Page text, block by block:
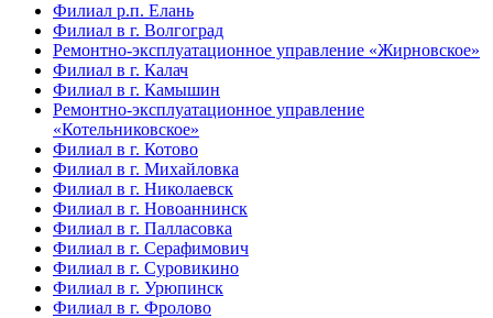
Филиал р.п. Елань
Филиал в г. Волгоград
Ремонтно-эксплуатационное управление «Жирновское»
Филиал в г. Калач
Филиал в г. Камышин
Ремонтно-эксплуатационное управление
«Котельниковское»
Филиал в г. Котово
Филиал в г. Михайловка
Филиал в г. Николаевск
Филиал в г. Новоаннинск
Филиал в г. Палласовка
Филиал в г. Серафимович
Филиал в г. Суровикино
Филиал в г. Урюпинск
Филиал в г. Фролово